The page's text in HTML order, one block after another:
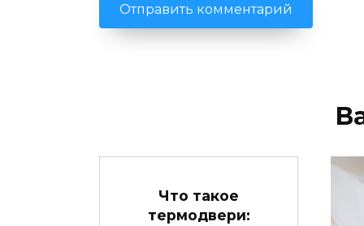
Что такое
термодвери: